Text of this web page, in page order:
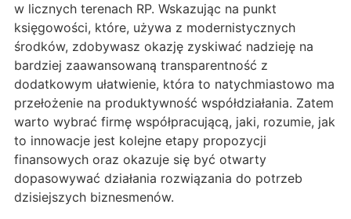
w licznych terenach RP. Wskazując na punkt
księgowości, które, używa z modernistycznych
środków, zdobywasz okazję zyskiwać nadzieję na
bardziej zaawansowaną transparentność z
dodatkowym ułatwienie, która to natychmiastowo ma
przełożenie na produktywność współdziałania. Zatem
warto wybrać firmę współpracującą, jaki, rozumie, jak
to innowacje jest kolejne etapy propozycji
finansowych oraz okazuje się być otwarty
dopasowywać działania rozwiązania do potrzeb
dzisiejszych biznesmenów.